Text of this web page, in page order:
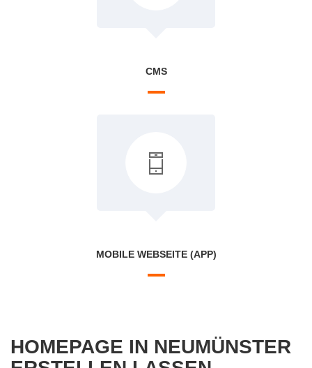
CMS
MOBILE WEBSEITE (APP)
HOMEPAGE IN NEUMÜNSTER